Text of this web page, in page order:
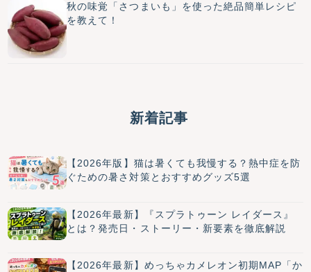
秋の味覚「さつまいも」を使った絶品簡単レシピ
を教えて！
新着記事
【2026年版】猫は暑くても我慢する？熱中症を防
ぐための暑さ対策とおすすめグッズ5選
【2026年最新】『スプラトゥーン レイダース』
とは？発売日・ストーリー・新要素を徹底解説
【2026年最新】めっちゃカメレオン初期MAP「か